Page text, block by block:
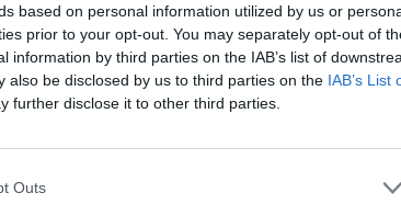
based on personal information utilized by us or
prior to your opt-out. You may separately opt-out of
information by third parties on the IAB’s list of
also be disclosed by us to third parties on the IAB’s List
further disclose it to other third parties.
Outs
15 GRs.
GRs.
e receberão